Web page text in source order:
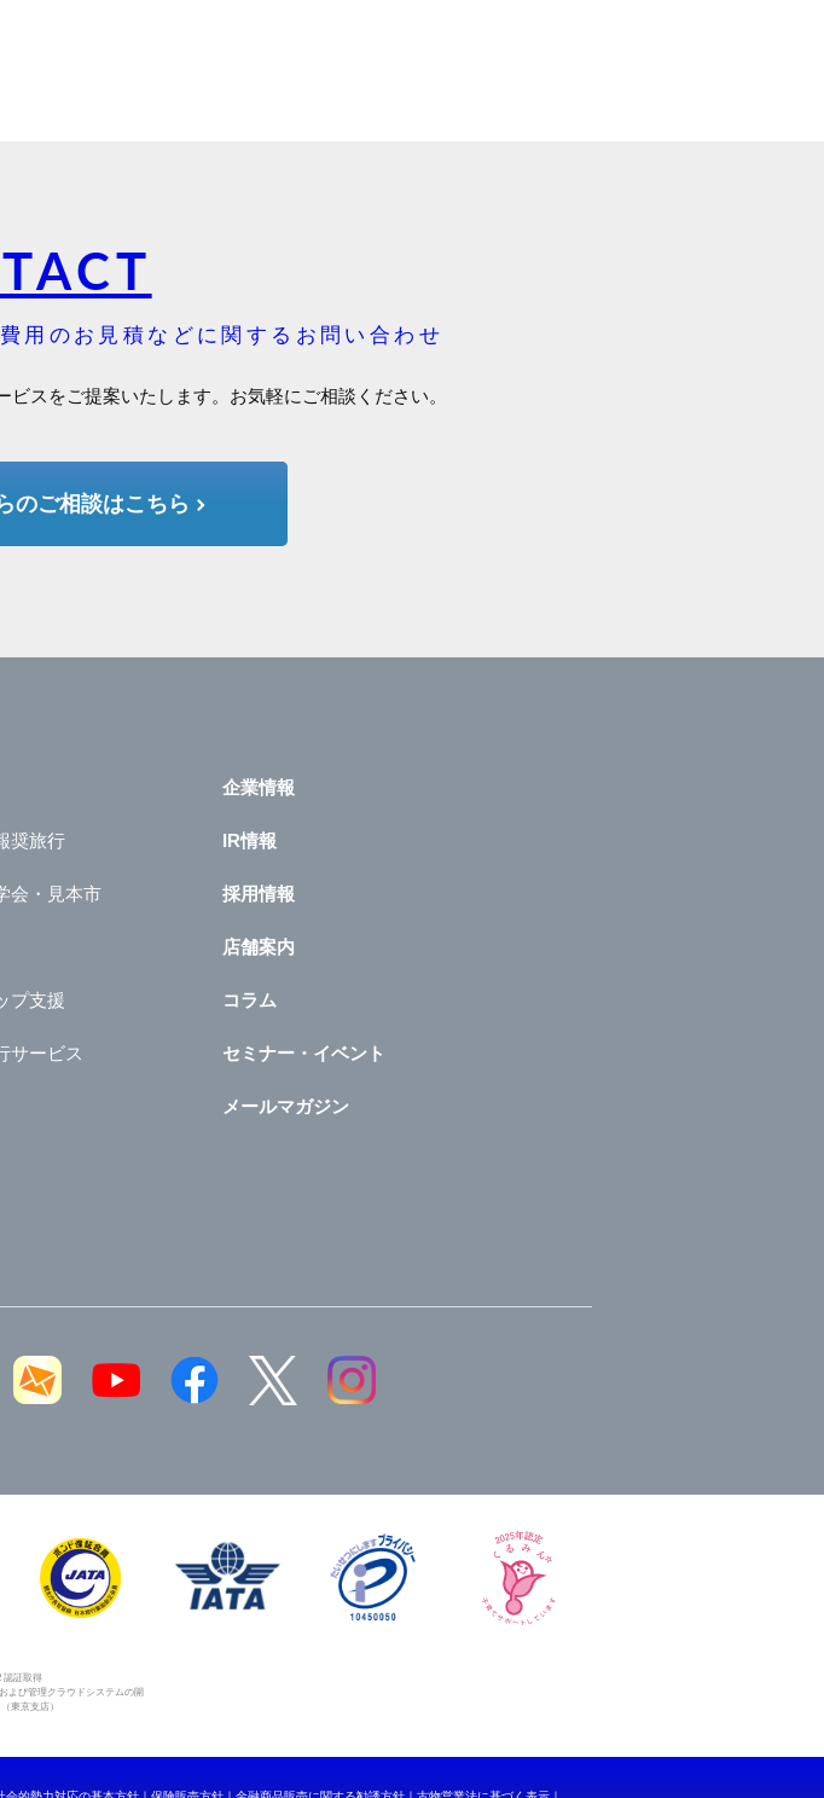
用のお見積などに関するお問い合わせ
スをご提案いたします。お気軽にご相談ください。
のご相談はこちら
奨旅行
会・見本市
プ支援
サービス
企業情報
IR情報
採用情報
店舗案内
コラム
セミナー・イベント
メールマガジン
認証取得
よび管理クラウドシステムの開
東京支店）